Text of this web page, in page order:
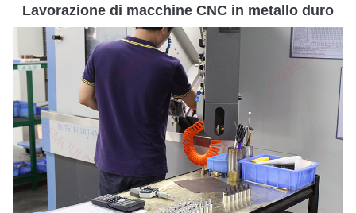
Lavorazione di macchine CNC in metallo duro